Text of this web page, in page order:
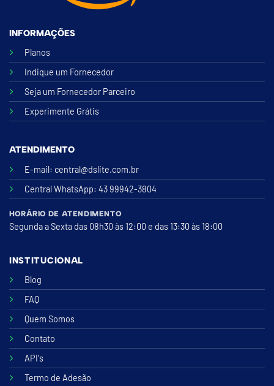
INFORMAÇÕES
Planos
Indique um Fornecedor
Seja um Fornecedor Parceiro
Experimente Grátis
ATENDIMENTO
E-mail: central@dslite.com.br
Central WhatsApp: 43 99942-3804
HORÁRIO DE ATENDIMENTO
Segunda a Sexta das 08h30 às 12:00 e das 13:30 às 18:00
INSTITUCIONAL
Blog
FAQ
Quem Somos
Contato
API's
Termo de Adesão